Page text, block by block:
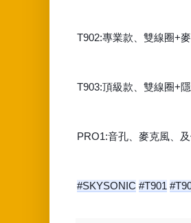
T902:專業款、雙線圈+
T903:頂級款、雙線圈+
PRO1:音孔、麥克風、
#SKYSONIC #T901